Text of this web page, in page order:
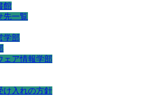
館
先一覧
学部
ェア情報学部
け入れの方針